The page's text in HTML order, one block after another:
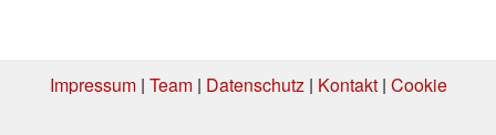
Impressum| Team| Datenschutz| Kontakt| Cookie